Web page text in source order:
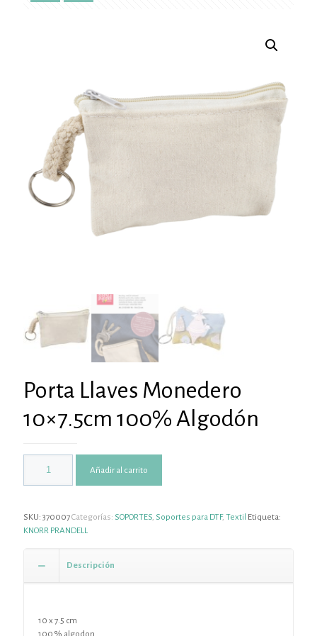
Porta Llaves Monedero
10×7.5cm 100% Algodón
Añadir al carrito
SKU: 370007Categorías: SOPORTES Soportes para DTF, Textil Etiqueta:
KNORR PRANDELL
Descripción
10 x 7.5 cm
100 % algodon